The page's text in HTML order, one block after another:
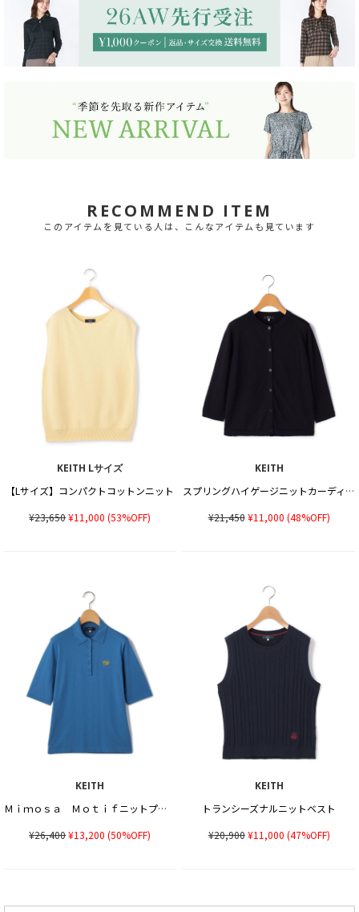
RECOMMEND ITEM
このアイテムを見ている人は、こんなアイテムも見ています
KEITH Lサイズ
【Lサイズ】コンパクトコットンニット
¥23,650¥11,000 (53%OFF)
KEITH
スプリングハイゲージニットカーディガン
¥21,450¥11,000 (48%OFF)
KEITH
Ｍｉｍｏｓａ Ｍｏｔｉｆニットプルオーバー
¥26,400¥13,200 (50%OFF)
KEITH
トランシーズナルニットベスト
¥20,900¥11,000 (47%OFF)